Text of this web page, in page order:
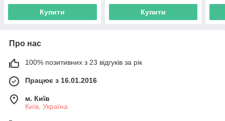
Купити Купити
Про нас
100% позитивних з 23 відгуків за рік
Працює з 16.01.2016
м. Київ
Київ, Україна